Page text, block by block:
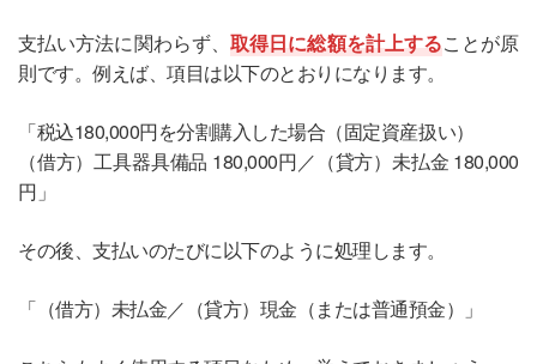
支払い方法に関わらず、取得日に総額を計上することが原
則です。例えば、項目は以下のとおりになります。
「税込180,000円を分割購入した場合（固定資産扱い）
（借方）工具器具備品 180,000円／（貸方）未払金 180,000
円」
その後、支払いのたびに以下のように処理します。
「（借方）未払金／（貸方）現金（または普通預金）」